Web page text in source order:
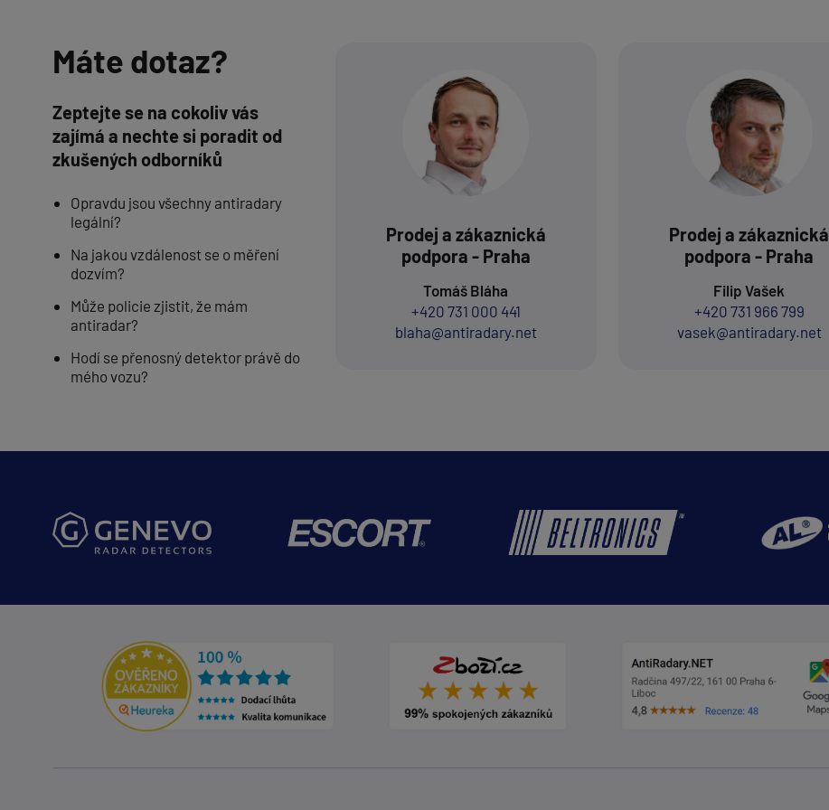
Máte dotaz?
Zeptejte se na cokoliv vás
zajímá a nechte si poradit od
zkušených odborníků
Opravdu jsou všechny antiradary
legální?
Na jakou vzdálenost se o měření
dozvím?
Může policie zjistit, že mám
antiradar?
Hodí se přenosný detektor právě do
mého vozu?
Prodej a zákaznická
podpora - Praha
Tomáš Bláha
+420 731 000 441
blaha@antiradary.net
Prodej a zákaznická
podpora - Praha
Filip Vašek
+420 731 966 799
vasek@antiradary.net